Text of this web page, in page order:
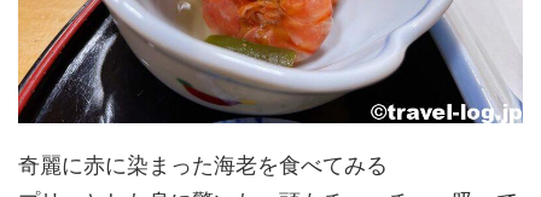
奇麗に赤に染まった海老を食べてみる